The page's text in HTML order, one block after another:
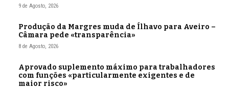
9 de Agosto, 2026
Produção da Margres muda de Ílhavo para Aveiro –
Câmara pede «transparência»
8 de Agosto, 2026
Aprovado suplemento máximo para trabalhadores
com funções «particularmente exigentes e de
maior risco»